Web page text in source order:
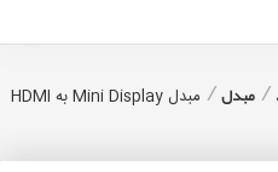
/مبدل/
مبدل Mini Display به HDMI